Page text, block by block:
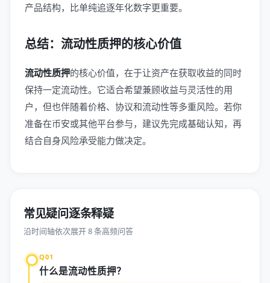
产品结构，比单纯追逐年化数字更重要。
总结：流动性质押的核心价值
流动性质押的核心价值，在于让资产在获取收益的同时
保持一定流动性。它适合希望兼顾收益与灵活性的用
户，但也伴随着价格、协议和流动性等多重风险。若你
准备在币安或其他平台参与，建议先完成基础认知，再
结合自身风险承受能力做决定。
常见疑问逐条释疑
沿时间轴依次展开 8 条高频问答
Q01
什么是流动性质押？